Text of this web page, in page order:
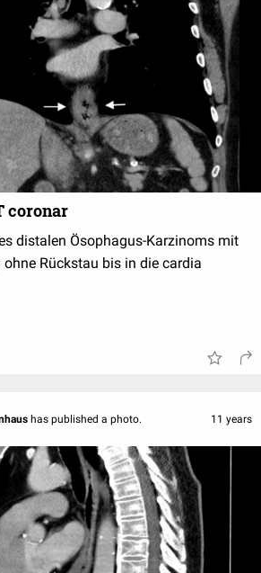
coronar
distalen Ösophagus-Karzinoms mit
Rückstau bis in die cardia
has published a photo. 11 years